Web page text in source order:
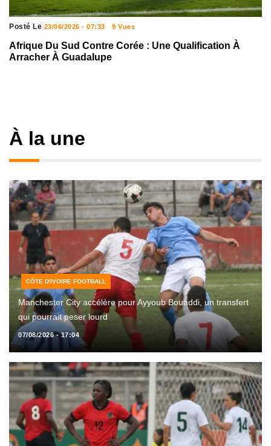
Posté Le 23/06/2026 - 07:33 9 Vues
Afrique Du Sud Contre Corée : Une Qualification À
Arracher À Guadalupe
À la une
CÔTE D'IVOIRE FOOTBALL
Manchester City accélère pour Ayyoub Bouaddi, un transfert
qui pourrait peser lourd
07/08/2026 - 17:04